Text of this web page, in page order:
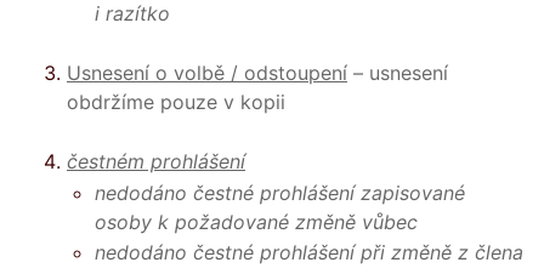
i razítko
Usnesení o volbě / odstoupení – usnesení
obdržíme pouze v kopii
čestném prohlášení
nedodáno čestné prohlášení zapisované
osoby k požadované změně vůbec
nedodáno čestné prohlášení při změně z člena